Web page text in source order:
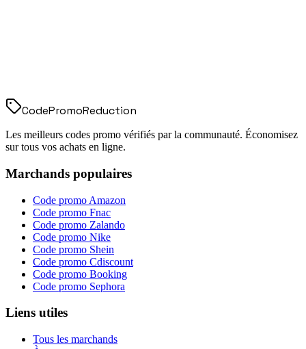
CodePromoReduction
Les meilleurs codes promo vérifiés par la communauté. Économisez
sur tous vos achats en ligne.
Marchands populaires
Code promo Amazon
Code promo Fnac
Code promo Zalando
Code promo Nike
Code promo Shein
Code promo Cdiscount
Code promo Booking
Code promo Sephora
Liens utiles
Tous les marchands